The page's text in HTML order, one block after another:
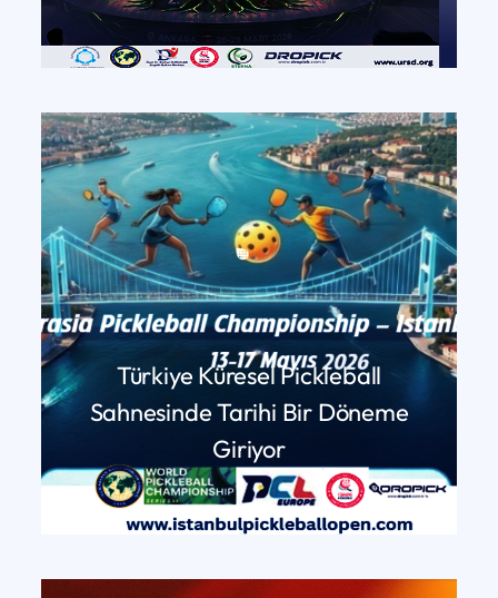
DEVAMINI OKU
Türkiye Küresel Pickleball
Sahnesinde Tarihi Bir Döneme
Giriyor
DEVAMINI OKU